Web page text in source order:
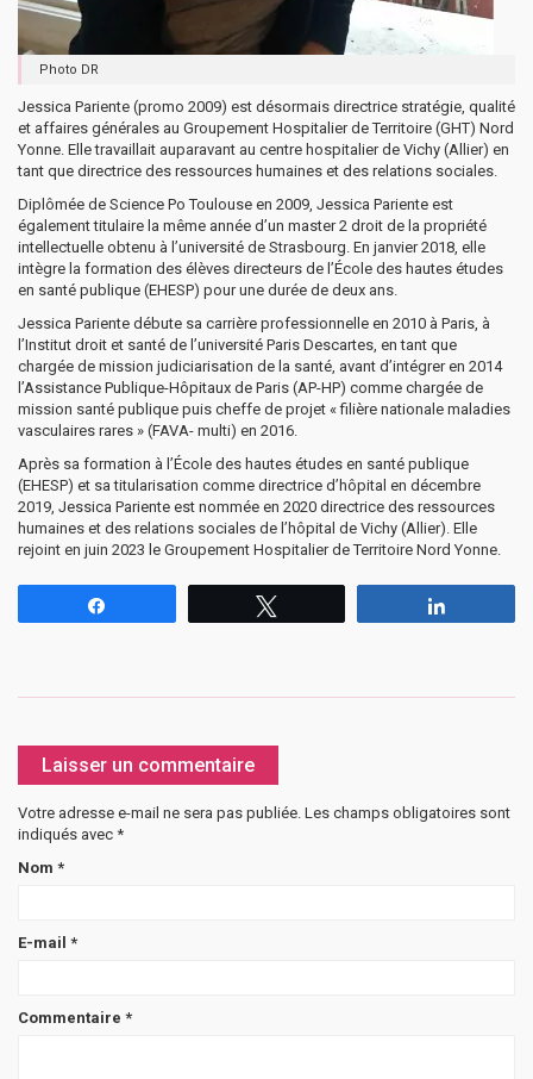
Photo DR
Jessica Pariente (promo 2009) est désormais directrice stratégie, qualité
et affaires générales au Groupement Hospitalier de Territoire (GHT) Nord
Yonne. Elle travaillait auparavant au centre hospitalier de Vichy (Allier) en
tant que directrice des ressources humaines et des relations sociales.
Diplômée de Science Po Toulouse en 2009, Jessica Pariente est
également titulaire la même année d’un master 2 droit de la propriété
intellectuelle obtenu à l’université de Strasbourg. En janvier 2018, elle
intègre la formation des élèves directeurs de l’École des hautes études
en santé publique (EHESP) pour une durée de deux ans.
Jessica Pariente débute sa carrière professionnelle en 2010 à Paris, à
l’Institut droit et santé de l’université Paris Descartes, en tant que
chargée de mission judiciarisation de la santé, avant d’intégrer en 2014
l’Assistance Publique-Hôpitaux de Paris (AP-HP) comme chargée de
mission santé publique puis cheffe de projet « filière nationale maladies
vasculaires rares » (FAVA- multi) en 2016.
Après sa formation à l’École des hautes études en santé publique
(EHESP) et sa titularisation comme directrice d’hôpital en décembre
2019, Jessica Pariente est nommée en 2020 directrice des ressources
humaines et des relations sociales de l’hôpital de Vichy (Allier). Elle
rejoint en juin 2023 le Groupement Hospitalier de Territoire Nord Yonne.
Laisser un commentaire
Votre adresse e-mail ne sera pas publiée. Les champs obligatoires sont
indiqués avec *
Nom *
E-mail *
Commentaire *